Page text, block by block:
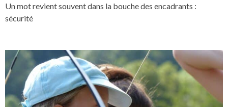
Un mot revient souvent dans la bouche des encadrants :
sécurité